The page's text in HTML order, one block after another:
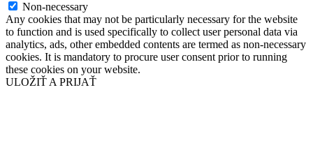
Non-necessary
Any cookies that may not be particularly necessary for the website
to function and is used specifically to collect user personal data via
analytics, ads, other embedded contents are termed as non-necessary
cookies. It is mandatory to procure user consent prior to running
these cookies on your website.
ULOŽIŤ A PRIJAŤ